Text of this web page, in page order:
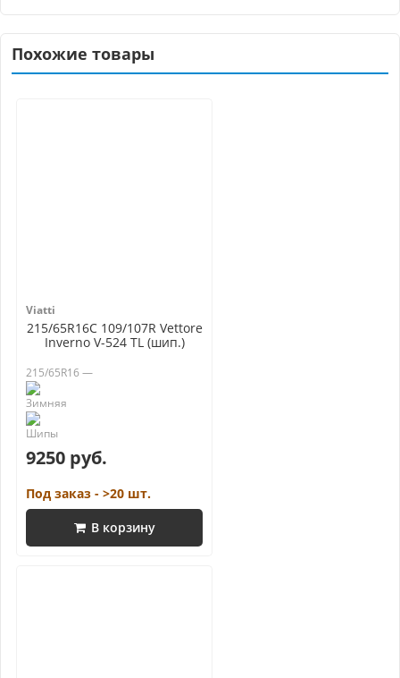
Похожие товары
Viatti
215/65R16C 109/107R Vettore
Inverno V-524 TL (шип.)
215/65R16 —
9250 руб.
Под заказ - >20 шт.
В корзину